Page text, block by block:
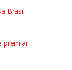
Brasil –
premiar